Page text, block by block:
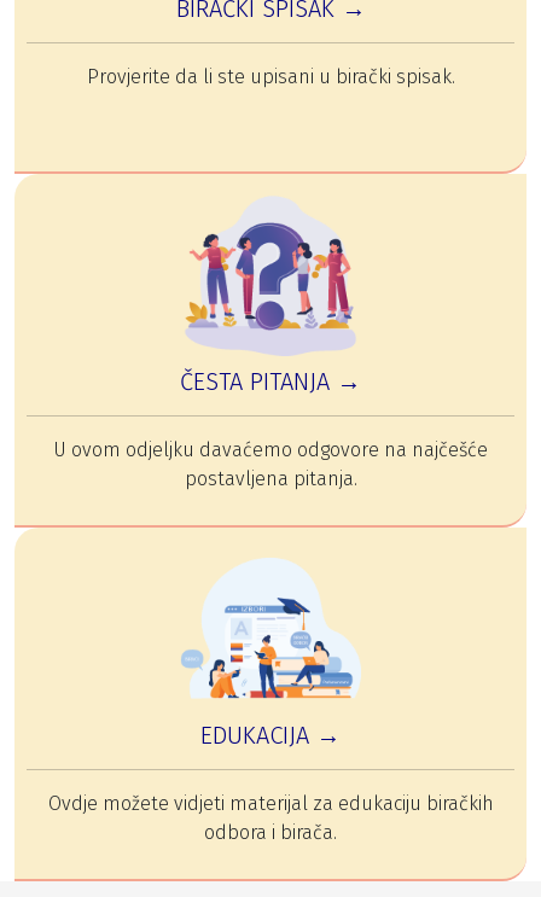
BIRAČKI SPISAK →
Provjerite da li ste upisani u birački spisak.
ČESTA PITANJA →
U ovom odjeljku davaćemo odgovore na najčešće
postavljena pitanja.
EDUKACIJA →
Ovdje možete vidjeti materijal za edukaciju biračkih
odbora i birača.